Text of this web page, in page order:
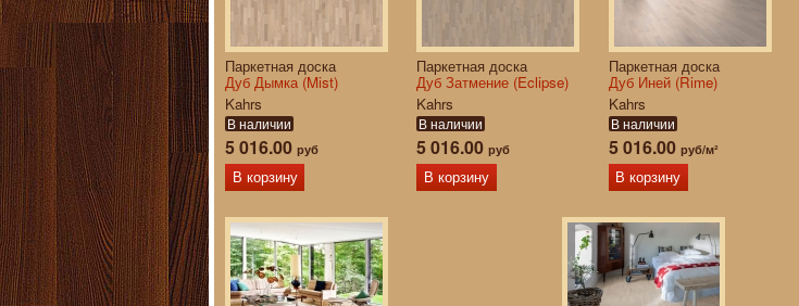
Паркетная доска
Дуб Дымка (Mist)
Kahrs
В наличии
5 016.00 руб
В корзину
Паркетная доска
Дуб Затмение (Eclipse)
Kahrs
В наличии
5 016.00руб
В корзину
Паркетная доска
Дуб Иней (Rime)
Kahrs
В наличии
5 016.00 руб/м²
В корзину